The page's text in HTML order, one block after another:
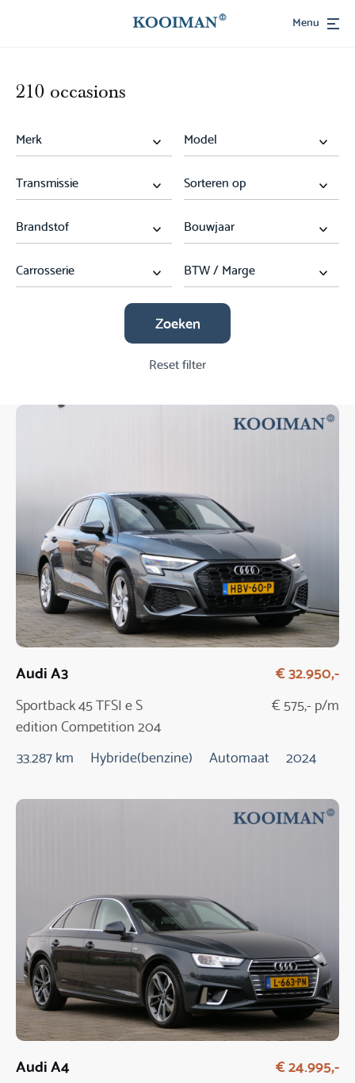
Menu
210 occasions
Zoeken
Reset filter
Audi A3
Sportback 45 TFSI e S
edition Competition 204
Pk Automaat
€ 32.950,-
€ 575,- p/m
33.287 km Hybride(benzine) Automaat 2024
Audi A4 € 24.995,-